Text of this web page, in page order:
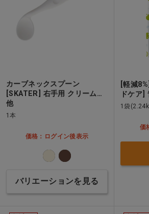
カーブネックスプーン
[SKATER] 右手用 クリーム…
他
1本
価格：ログイン後表示
バリエーションを見る
[軽減
ドケア]
1袋
価